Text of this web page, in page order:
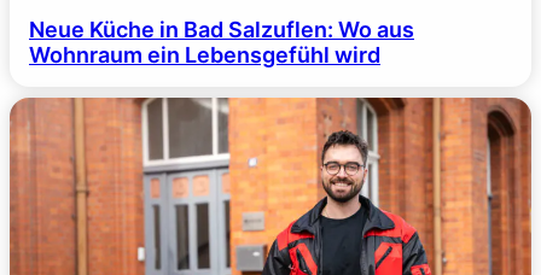
Neue Küche in Bad Salzuflen: Wo aus
Wohnraum ein Lebensgefühl wird